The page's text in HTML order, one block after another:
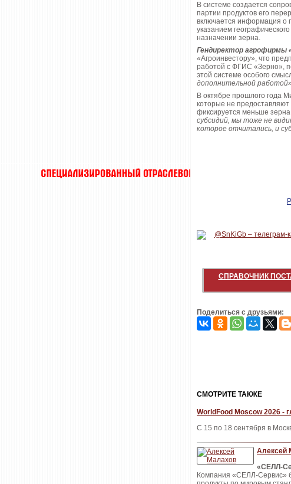
В системе создается
партии продуктов его
включается информация о
указанием
назначении зерна.
Гендиректор агрофирмы
«Агроинвестору», что
работой с ФГИС «Зерно»,
этой системе особого
дополнительной
В октябре прошлого года
которые не
фиксируется меньше
субсидий, мы тоже не
которое отчитались, и
СПРАВОЧНИК
Поделиться с друзьями:
CМОТРИТЕ ТАКЖЕ
WorldFood Moscow 2026 -
С 15 по 18 сентября в
Алексей
Компания «СЕЛЛ-Сервис»